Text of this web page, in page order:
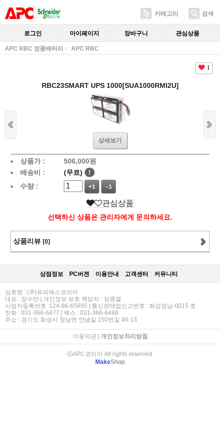
카테고리 검색
로그인 마이페이지 장바구니 관심상품
APC RBC 정품배터리 APC RBC
1
RBC23SMART UPS 1000[SUA1000RMI2U]
상세보기
상품가 : 506,000원
배송비 :
(무료)
!
수량 :
+1 -1
관심상품
선택하신 상품은 관리자에게 문의하세요.
상품리뷰 [0]
상점정보 PC버젼 이용안내 고객센터 커뮤니티
상호명 : (주)유피에스코리아
대표 : 정수만 | 개인정보 보호 책임자 : 장종열
사업자등록번호 :124-86-65695 | 통신판매업신고번호 : 화성정남-0015 호
전화 : 031-366-6477 | 팩스 : 031-366-6488
주소 : 경기도 화성시 정남면 안념길 150번길 46-13
이용약관| 개인정보처리방침
ⓒAPC코리아 All rights reserved.
MakeShop